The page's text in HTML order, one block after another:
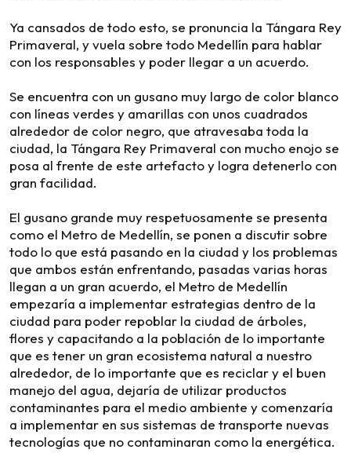
Ya cansados de todo esto, se pronuncia la Tángara Rey
Primaveral, y vuela sobre todo Medellín para hablar
con los responsables y poder llegar a un acuerdo.
Se encuentra con un gusano muy largo de color blanco
con líneas verdes y amarillas con unos cuadrados
alrededor de color negro, que atravesaba toda la
ciudad, la Tángara Rey Primaveral con mucho enojo se
posa al frente de este artefacto y logra detenerlo con
gran facilidad.
El gusano grande muy respetuosamente se presenta
como el Metro de Medellín, se ponen a discutir sobre
todo lo que está pasando en la ciudad y los problemas
que ambos están enfrentando, pasadas varias horas
llegan a un gran acuerdo, el Metro de Medellín
empezaría a implementar estrategias dentro de la
ciudad para poder repoblar la ciudad de árboles,
flores y capacitando a la población de lo importante
que es tener un gran ecosistema natural a nuestro
alrededor, de lo importante que es reciclar y el buen
manejo del agua, dejaría de utilizar productos
contaminantes para el medio ambiente y comenzaría
a implementar en sus sistemas de transporte nuevas
tecnologías que no contaminaran como la energética.